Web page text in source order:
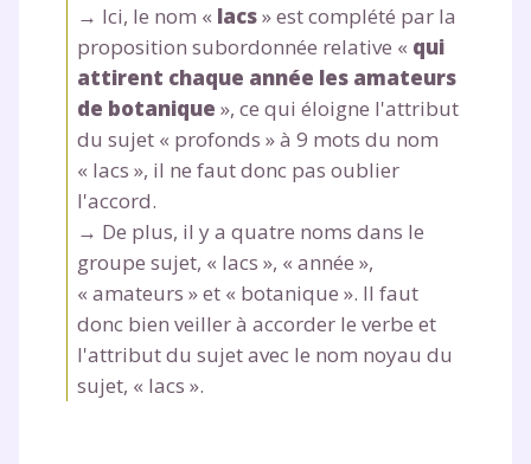
→ Ici, le nom « lacs» est complété par la
proposition subordonnée relative « qui
attirent chaque année les amateurs
de botanique », ce qui éloigne l'attribut
du sujet « profonds » à 9 mots du nom
« lacs », il ne faut donc pas oublier
l'accord.
→ De plus, il y a quatre noms dans le
groupe sujet, « lacs », « année »,
« amateurs » et « botanique ». ll faut
donc bien veiller à accorder le verbe et
l'attribut du sujet avec le nom noyau du
sujet, « lacs ».
scolaire !
Fiches de cours et vidéos ,exercices
corrigés,podcasts de révisions
Unespace dédié aux parents pour
suivre les progrès
Tout le programme scolaire du CP à
la Terminale
Des profs expérimentés disponibles
à la demande par tchat, audio ou
vidéo